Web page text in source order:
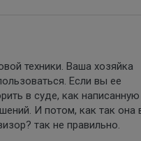
техники. Ваша хозяйка
Если вы ее
в суде, как
И потом, как так она
так не правильно.